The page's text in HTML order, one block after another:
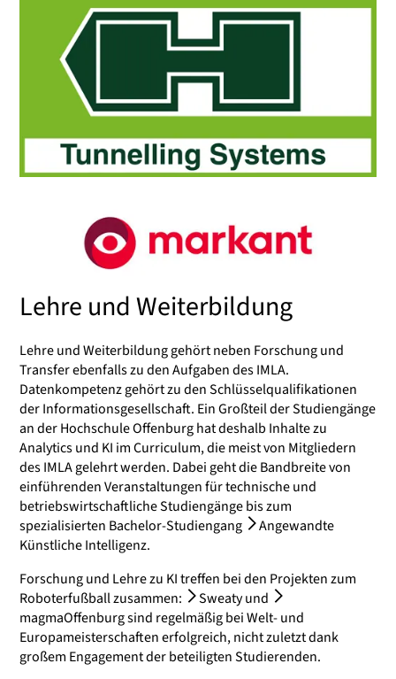
Lehre und Weiterbildung
Lehre und Weiterbildung gehört neben Forschung und
Transfer ebenfalls zu den Aufgaben des IMLA.
Datenkompetenz gehört zu den Schlüsselqualifikationen
der Informationsgesellschaft. Ein Großteil der Studiengänge
an der Hochschule Offenburg hat deshalb Inhalte zu
Analytics und KI im Curriculum, die meist von Mitgliedern
des IMLA gelehrt werden. Dabei geht die Bandbreite von
einführenden Veranstaltungen für technische und
betriebswirtschaftliche Studiengänge bis zum
spezialisierten Bachelor-Studiengang
Angewandte
Künstliche Intelligenz.
Forschung und Lehre zu KI treffen bei den Projekten zum
Roboterfußball zusammen:
Sweatyund
magmaOffenburgsind regelmäßig bei Welt- und
Europameisterschaften erfolgreich, nicht zuletzt dank
großem Engagement der beteiligten Studierenden.